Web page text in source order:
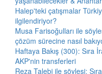
Halep'teki çatışmalar
ilgilendiriyor?
Musa Farisoğulları ile
çözüm sürecine nasıl
Haftaya Bakış (300): Sıra
AKP'nin transferleri
Reza Talebi ile söyleşi: